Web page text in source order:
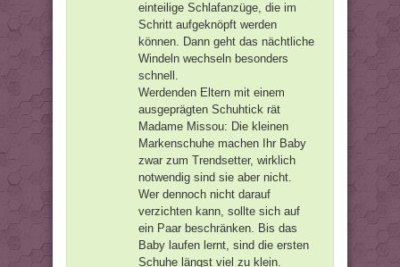
einteilige Schlafanzüge, die im
Schritt aufgeknöpft werden
können. Dann geht das nächtliche
Windeln wechseln besonders
schnell.
Werdenden Eltern mit einem
ausgeprägten Schuhtick rät
Madame Missou: Die kleinen
Markenschuhe machen Ihr Baby
zwar zum Trendsetter, wirklich
notwendig sind sie aber nicht.
Wer dennoch nicht darauf
verzichten kann, sollte sich auf
ein Paar beschränken. Bis das
Baby laufen lernt, sind die ersten
Schuhe längst viel zu klein.